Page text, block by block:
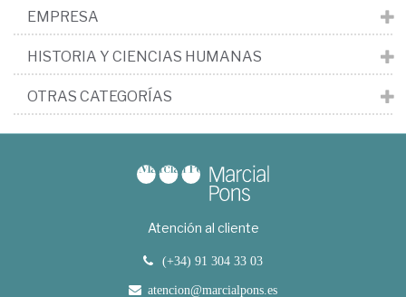
EMPRESA
HISTORIA Y CIENCIAS HUMANAS
OTRAS CATEGORÍAS
Atención al cliente
(+34) 91 304 33 03
atencion@marcialpons.es